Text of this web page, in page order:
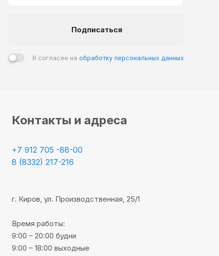
- отличаются значительной прочностью и
- предоставляют возможность выбора расцветки.
- теплоизоляция;
- быстрота и лёгкость монтажных работ.
Подписаться
Я согласен на обработку персональных данных
Контакты и адреса
+7 912 705 -88-00
8 (8332) 217-216
г. Киров, ул. Производственная, 25/1
Время работы:
9:00 – 20:00 будни
9:00 – 18:00 выходные